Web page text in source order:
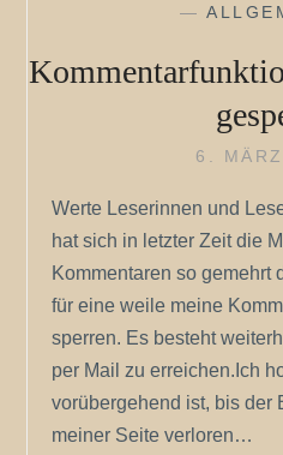
—
6.
Werte Leserinnen und
hat sich in letzter Zeit die
Kommentaren so gemehrt
für eine weile meine
sperren. Es besteht
per Mail zu erreichen.Ich
vorübergehend ist, bis der
meiner Seite verloren…